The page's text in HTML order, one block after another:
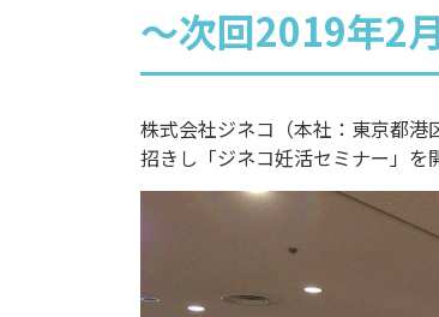
〜次回2019年2
株式会社ジネコ（本社：東京都
招きし「ジネコ妊活セミナー」を